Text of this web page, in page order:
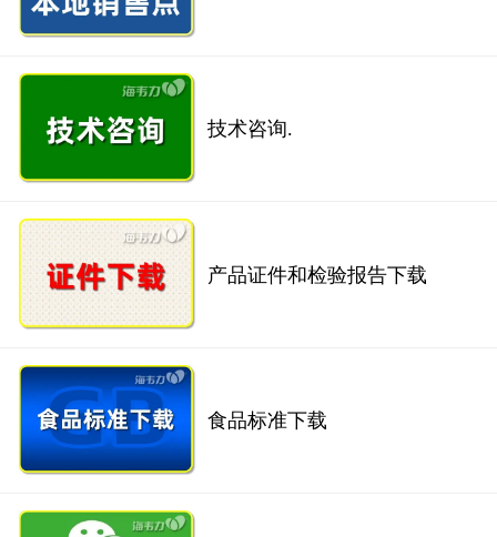
技术咨询.
产品证件和检验报告下载
食品标准下载